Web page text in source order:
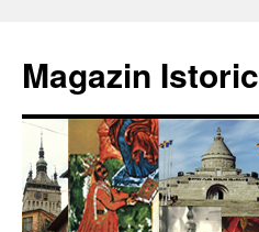
conținut
Magazin Istoric